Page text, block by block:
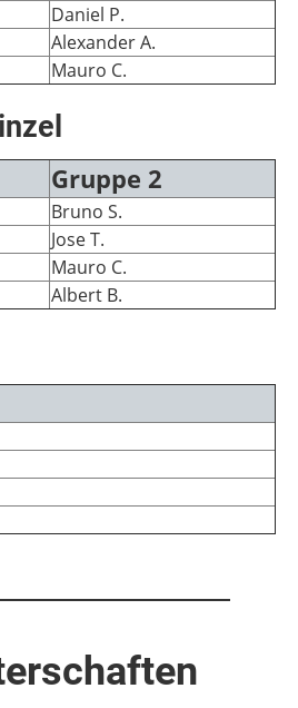
Daniel P.
Alexander A.
Mauro C.
Gruppe 2
Bruno S.
Jose T.
Mauro C.
Albert B.